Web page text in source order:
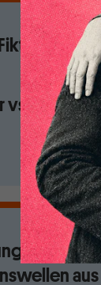
vs Modern
Mit
aus